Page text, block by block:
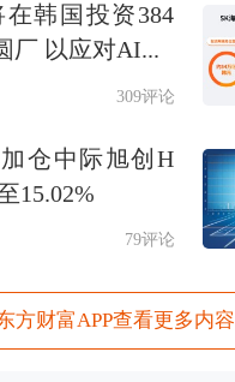
韩国投资384
厂 以应对AI...
309评论
仓中际旭创H
15.02%
79评论
方财富APP查看更多内容